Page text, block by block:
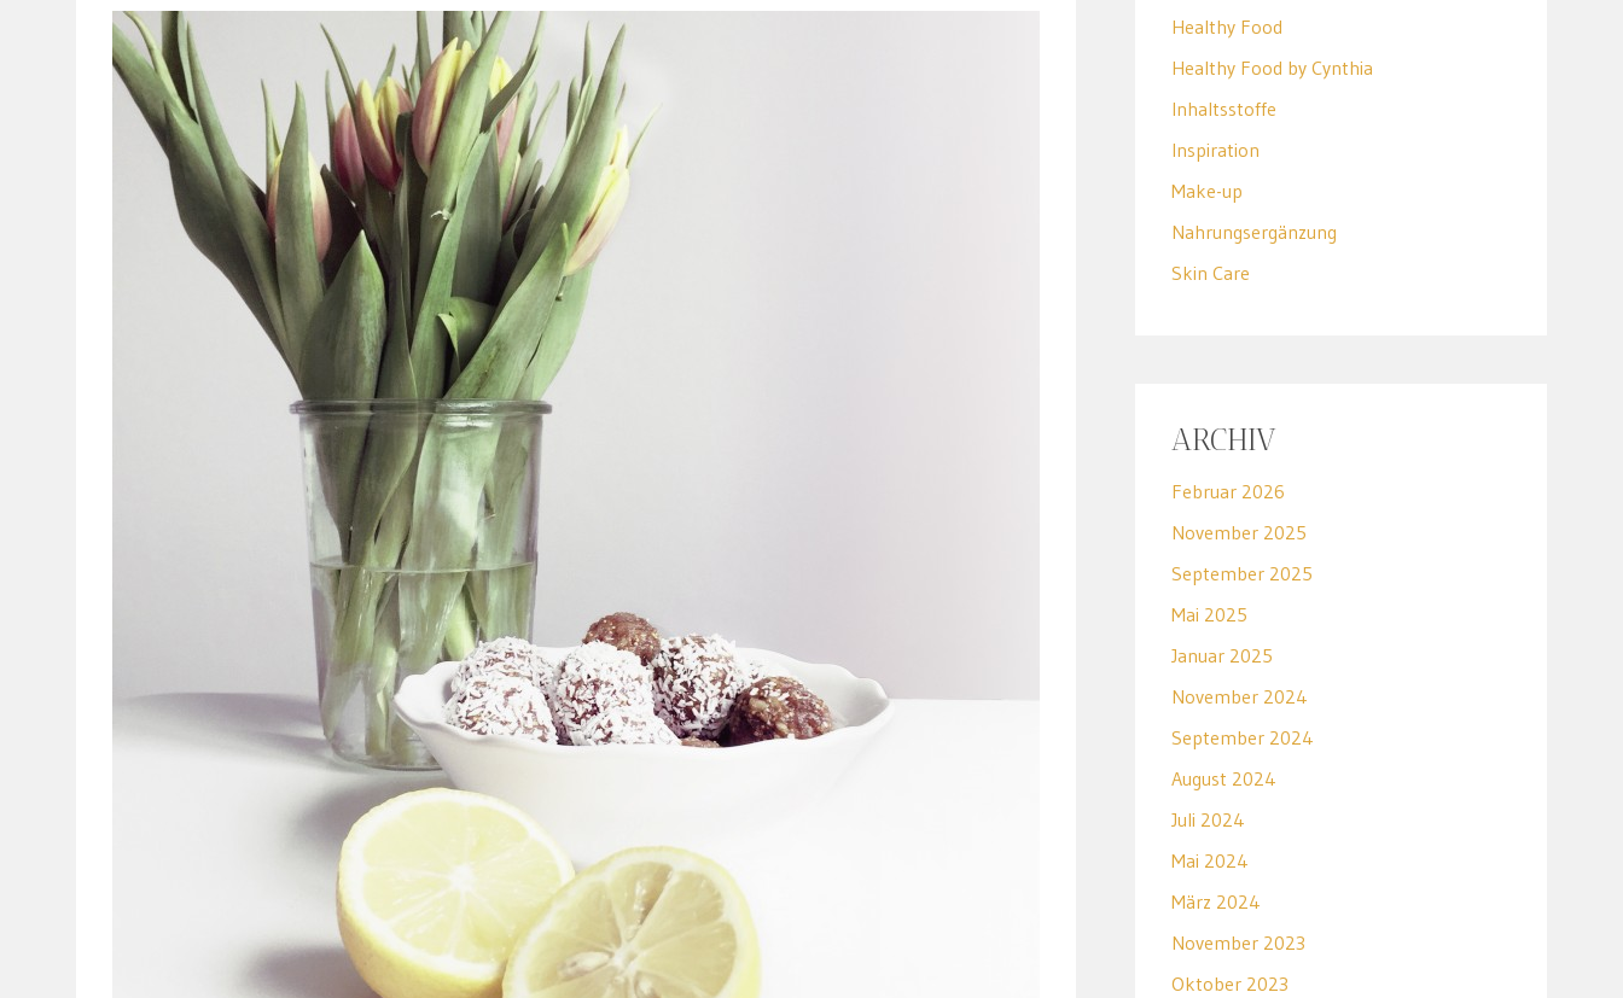
Healthy Food
Healthy Food by Cynthia
Inhaltsstoffe
Inspiration
Make-up
Nahrungsergänzung
Skin Care
ARCHIV
Februar 2026
November 2025
September 2025
Mai 2025
Januar 2025
November 2024
September 2024
August 2024
Juli 2024
Mai 2024
März 2024
November 2023
Oktober 2023